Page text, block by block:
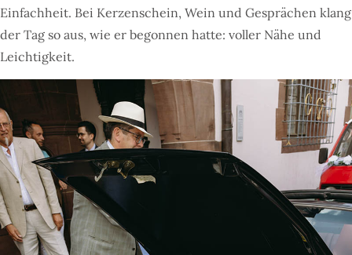
Einfachheit. Bei Kerzenschein, Wein und Gesprächen klang
der Tag so aus, wie er begonnen hatte: voller Nähe und
Leichtigkeit.